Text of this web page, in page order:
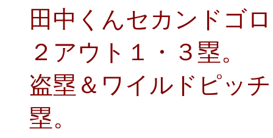
田中くんセカンドゴ
２アウト１・３塁。
盗塁＆ワイルドピッ
塁。